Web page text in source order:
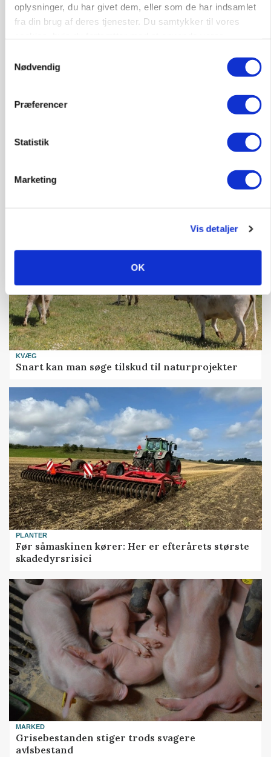
oplysninger, du har givet dem, eller som de har indsamlet
fra din brug af deres tjenester. Du samtykker til vores
Nødvendig
Præferencer
Statistik
Marketing
Vis detaljer
OK
»Nu stopper I«: Landbrugsdebattør og
gødskningslov
Folketinget behandler ny gødskningslov: Sådan
kan den ændre din bedrift fra 2027
KVÆG
Snart kan man søge tilskud til naturprojekter
PLANTER
Før såmaskinen kører: Her er efterårets største
skadedyrsrisici
MARKED
Grisebestanden stiger trods svagere
avlsbestand